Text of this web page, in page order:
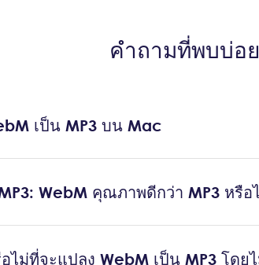
คำถามที่พบบ่อย
เป็น MP3 บน Mac
WebM คุณภาพดีกว่า MP3 หรือ
ไม่ที่จะแปลง WebM เป็น MP3 โดย